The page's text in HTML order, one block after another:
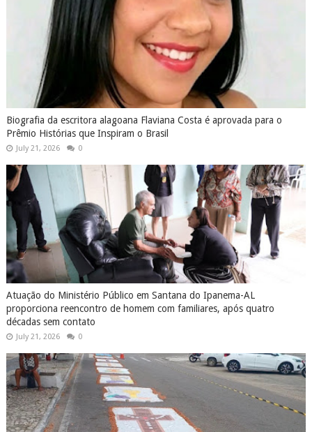
Biografia da escritora alagoana Flaviana Costa é aprovada para o
Prêmio Histórias que Inspiram o Brasil
July 21, 2026 0
Atuação do Ministério Público em Santana do Ipanema-AL
proporciona reencontro de homem com familiares, após quatro
décadas sem contato
July 21, 2026 0